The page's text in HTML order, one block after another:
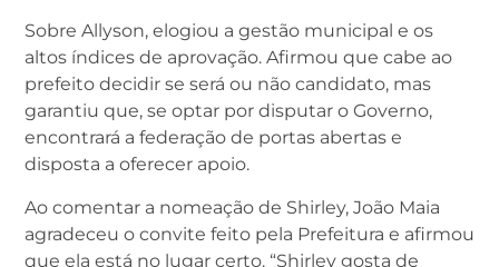
Sobre Allyson, elogiou a gestão municipal e os
altos índices de aprovação. Afirmou que cabe ao
prefeito decidir se será ou não candidato, mas
garantiu que, se optar por disputar o Governo,
encontrará a federação de portas abertas e
disposta a oferecer apoio.
Ao comentar a nomeação de Shirley, João Maia
agradeceu o convite feito pela Prefeitura e afirmou
que ela está no lugar certo. “Shirley gosta de